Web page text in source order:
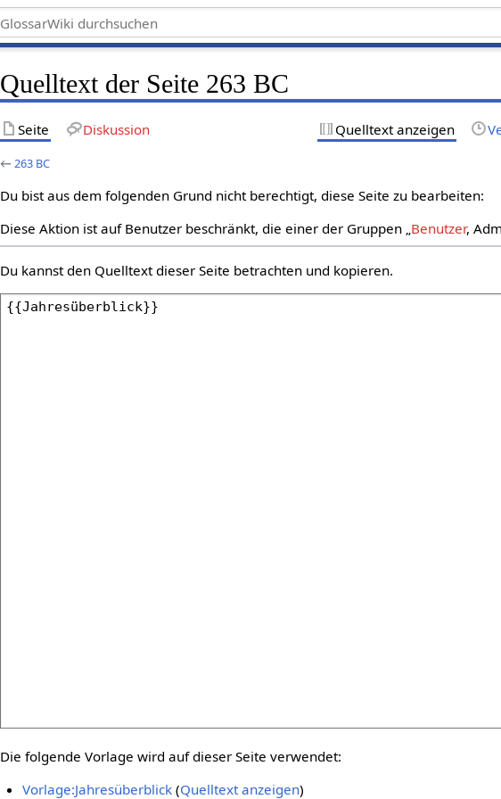
Quelltext der Seite 263 BC
Seite Diskussion Quelltext anzeigen
←263 BC
Du bist aus dem folgenden Grund nicht berechtigt, diese Seite zu bearbeiten:
Diese Aktion ist auf Benutzer beschränkt, die einer der Gruppen „Benutzer,
Du kannst den Quelltext dieser Seite betrachten und kopieren.
Die folgende Vorlage wird auf dieser Seite verwendet:
Vorlage:Jahresüberblick(Quelltext anzeigen)